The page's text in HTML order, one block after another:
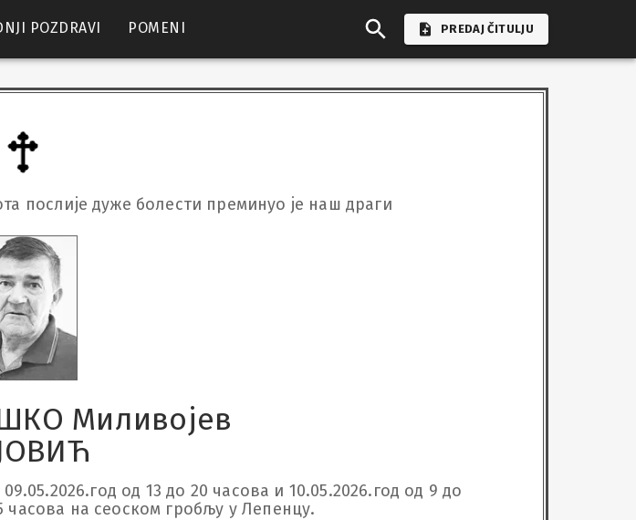
POZDRAVI POMENI PREDAJ ČITULJU
послије дуже болести преминуо је наш драги
Миливојев
од 13 до 20 часова и 10.05.2026.год од 9 до
часова на сеоском гробљу у Лепенцу.